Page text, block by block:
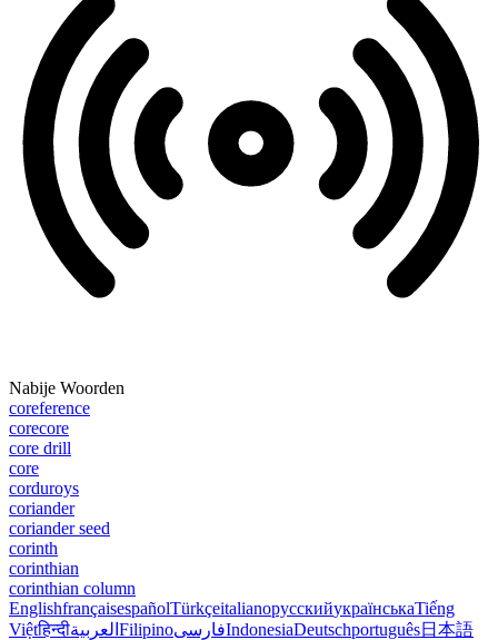
Nabije Woorden
coreference
corecore
core drill
core
corduroys
coriander
coriander seed
corinth
corinthian
corinthian column
EnglishfrançaisespañolTürkçeitalianoрусскийукраїнськаTiếng
Việtहिन्दीالعربية FilipinoفارسیIndonesiaDeutschportuguês日本語